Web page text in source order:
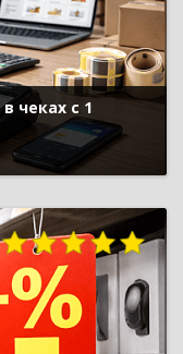
чеках с 1